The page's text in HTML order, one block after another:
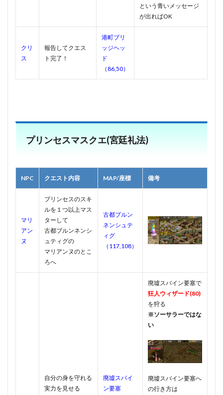
という青いメッセージ
が出ればOK
クリ
ス
報告してクエス
ト完了！
港町ブリ
ッジヘッ
ド
（86,50）
プリンセスマスクエ(宮廷礼法)
NPC クエスト内容 MAP/座標 備考
マリ
アン
ヌ
プリンセスのスキ
ルを１つ以上マス
ターして
古都ブルンネンシ
ュティグの
マリアンヌのとこ
ろへ
古都ブルン
ネンシュテ
ィグ
（117,108）
自分の身を守れる
実力を見せる
廃墟スバイ
ン要塞
廃墟スバイン要塞で
狂人ウィザード(80)
を狩る
※ソーサラーではな
い
廃墟スバイン要塞へ
の行き方は